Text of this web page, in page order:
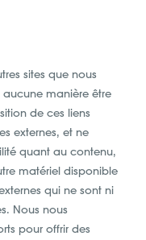
sites que nous
aucune manière être
de ces liens
externes, et ne
quant au contenu,
matériel disponible
qui ne sont ni
Nous nous
pour offrir des